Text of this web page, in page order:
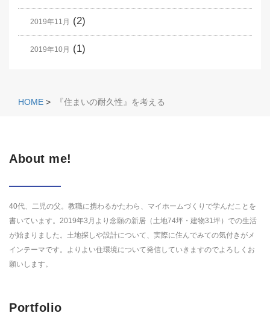
2019年11月 (2)
2019年10月 (1)
HOME > 『住まいの耐久性』を考える
About me!
40代、二児の父。教職に携わるかたわら、マイホームづくりで学んだことを
書いています。2019年3月より念願の新居（土地74坪・建物31坪）での生活
が始まりました。土地探しや設計について、実際に住んでみての気付きがメ
インテーマです。よりよい住環境について発信していきますのでよろしくお
願いします。
Portfolio